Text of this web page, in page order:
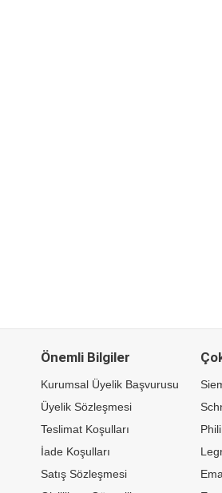
Önemli Bilgiler
Kurumsal Üyelik Başvurusu
Üyelik Sözleşmesi
Teslimat Koşulları
İade Koşulları
Satış Sözleşmesi